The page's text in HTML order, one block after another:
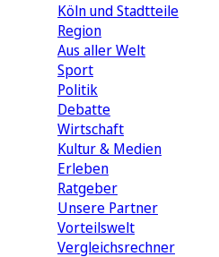
Köln und Stadtteile
Region
Aus aller Welt
Sport
Politik
Debatte
Wirtschaft
Kultur & Medien
Erleben
Ratgeber
Unsere Partner
Vorteilswelt
Vergleichsrechner